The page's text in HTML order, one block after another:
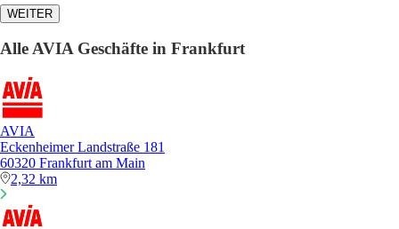
WEITER
Alle AVIA Geschäfte in Frankfurt
AVIA
Eckenheimer Landstraße 181
60320 Frankfurt am Main
2,32 km